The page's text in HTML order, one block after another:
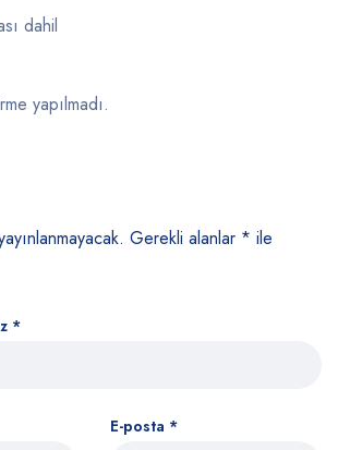
dahil
yapılmadı.
Gerekli alanlar * ile
*
E-posta *